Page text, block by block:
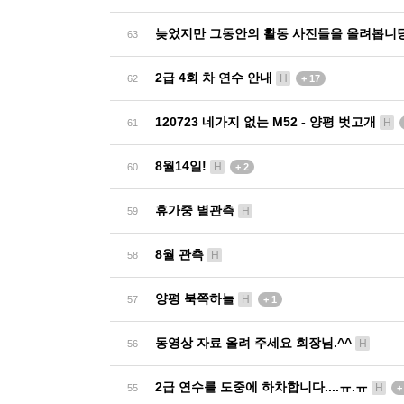
63 늦었지만 그동안의 활동 사진들을 올려봅니
62 2급 4회 차 연수 안내 H + 17
61 120723 네가지 없는 M52 - 양평 벗고개 H
60 8월14일! H + 2
59 휴가중 별관측 H
58 8월 관측 H
57 양평 북쪽하늘 H + 1
56 동영상 자료 올려 주세요 회장님.^^ H
55 2급 연수를 도중에 하차합니다....ㅠ.ㅠ H +